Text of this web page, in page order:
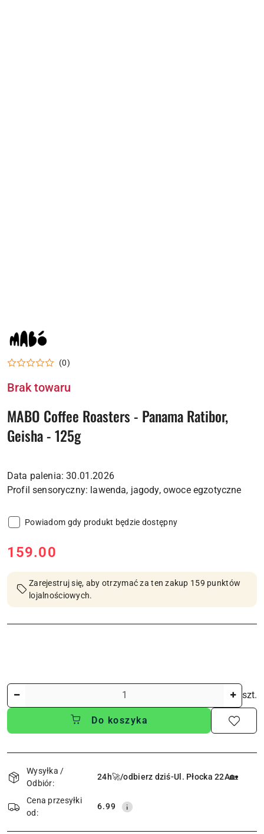
NAZWA
PRODUCENTA:
MABO
ROASTERY
(0)
Brak towaru
MABO Coffee Roasters - Panama Ratibor,
Geisha - 125g
Data palenia: 30.01.2026
Powiadom gdy produkt będzie dostępny
cena:
159.00
Zarejestruj się, aby otrzymać za ten zakup 159 punktów
lojalnościowych.
Ilość szt.
Do koszyka
Dostępność
i
dostawa
Wysyłka /
Odbiór:
24h🚀/odbierz dziś-Ul. Płocka 22A🏡
Cena przesyłki
od:
6.99